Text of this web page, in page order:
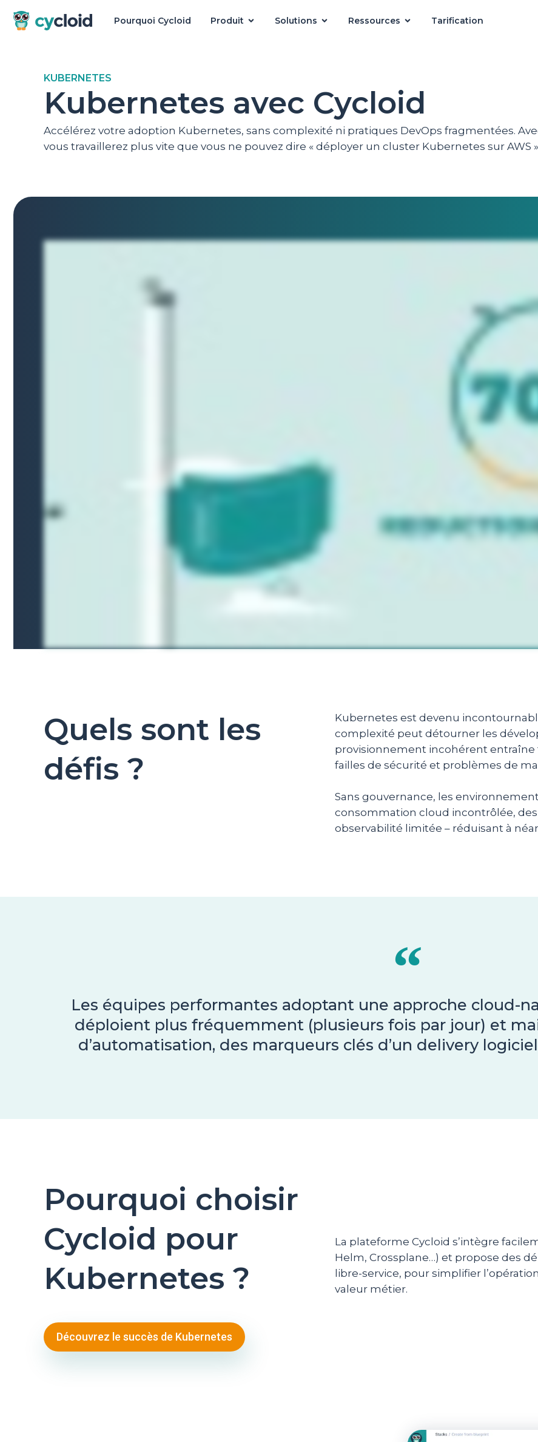
Pourquoi Cycloid Produit Solutions Ressources Tarification
KUBERNETES
Kubernetes avec Cycloid
Accélérez votre adoption Kubernetes, sans complexité ni pratiques DevOps fragmentées.
vous travaillerez plus vite que vous ne pouvez dire « déployer un cluster Kubernetes sur AWS
Quels sont les
défis ?
Kubernetes est devenu
complexité peut détourner les
provisionnement incohérent
failles de sécurité et problèmes de
Sans gouvernance, les
consommation cloud incontrôlée,
observabilité limitée – réduisant à
Les équipes performantes adoptant une approche cloud-
déploient plus fréquemment (plusieurs fois par jour) et
d’automatisation, des marqueurs clés d’un delivery
Pourquoi choisir
Cycloid pour
Kubernetes ?
Découvrez le succès de Kubernetes
La plateforme Cycloid s’intègre
Helm, Crossplane…) et propose des
libre-service, pour simplifier
valeur métier.